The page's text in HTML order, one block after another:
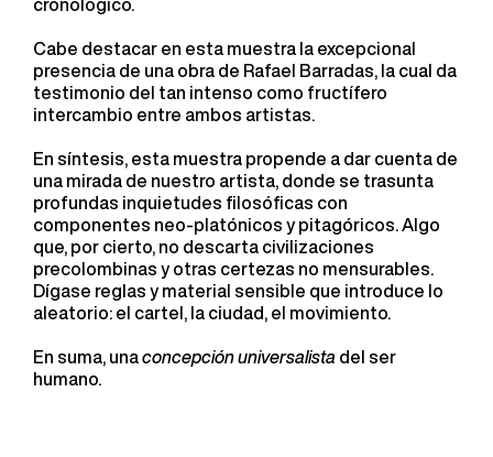
cronológico.
Cabe destacar en esta muestra la excepcional
presencia de una obra de Rafael Barradas, la cual da
testimonio del tan intenso como fructífero
intercambio entre ambos artistas.
En síntesis, esta muestra propende a dar cuenta de
una mirada de nuestro artista, donde se trasunta
profundas inquietudes filosóficas con
componentes neo-platónicos y pitagóricos. Algo
que, por cierto, no descarta civilizaciones
precolombinas y otras certezas no mensurables.
Dígase reglas y material sensible que introduce lo
aleatorio: el cartel, la ciudad, el movimiento.
En suma, una concepción universalista del ser
humano.